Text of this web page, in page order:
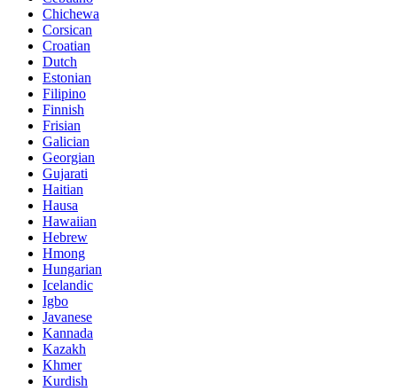
Chichewa
Corsican
Croatian
Dutch
Estonian
Filipino
Finnish
Frisian
Galician
Georgian
Gujarati
Haitian
Hausa
Hawaiian
Hebrew
Hmong
Hungarian
Icelandic
Igbo
Javanese
Kannada
Kazakh
Khmer
Kurdish